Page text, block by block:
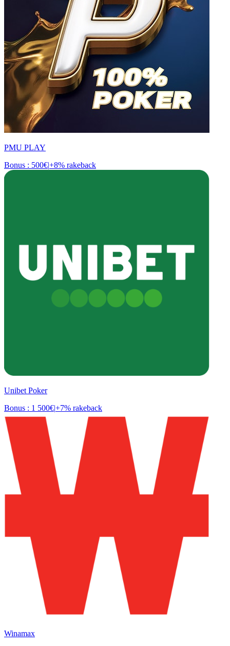
PMU PLAY
Bonus : 500€|+8% rakeback
Unibet Poker
Bonus : 1 500€|+7% rakeback
Winamax